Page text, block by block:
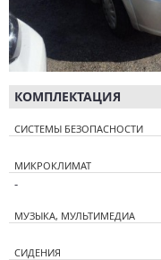
КОМПЛЕКТАЦИЯ
СИСТЕМЫ БЕЗОПАСНОСТИ
МИКРОКЛИМАТ
-
МУЗЫКА, МУЛЬТИМЕДИА
СИДЕНИЯ